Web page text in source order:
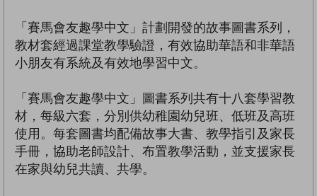
「賽馬會友趣學中文」計劃開發的故事圖書系列，
教材套經過課堂教學驗證，有效協助華語和非華語
小朋友有系統及有效地學習中文。
「賽馬會友趣學中文」圖書系列共有十八套學習教
材，每級六套，分別供幼稚園幼兒班、低班及高班
使用。每套圖書均配備故事大書、教學指引及家長
手冊，協助老師設計、布置教學活動，並支援家長
在家與幼兒共讀、共學。